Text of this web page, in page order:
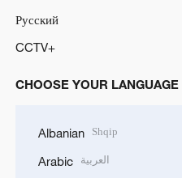
Русский
CCTV+
CHOOSE YOUR LANGUAGE
Albanian Shqip
Arabic العربية